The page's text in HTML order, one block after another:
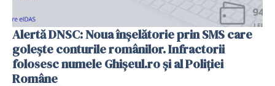
Alertă DNSC: Noua înșelătorie prin SMS care
golește conturile românilor. Infractorii
folosesc numele Ghișeul.ro și al Poliției
Române